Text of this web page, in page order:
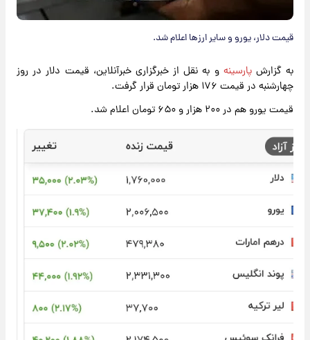
قیمت دلار، یورو و سایر ارزها اعلام شد.
به گزارشپارسینه و به نقل از خبرگزاری خبرآنلاین، قیمت دلار در روز
چهارشنبه در قیمت ۱۷۶ هزار تومان قرار گرفت.
قیمت یورو هم در ۲۰۰ هزار و ۶۵۰ تومان اعلام شد.